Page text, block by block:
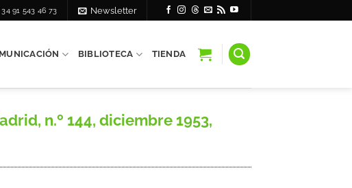
34 91 543 46 73 Newsletter
BIBLIOTECA TIENDA
n.º 144, diciembre 1953,